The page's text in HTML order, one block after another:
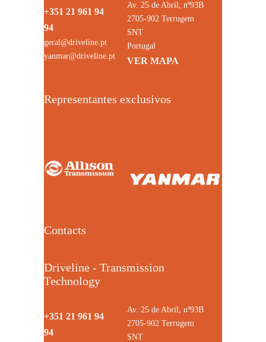
+351 21 961 94
94
geral@driveline.pt
yanmar@driveline.pt
Av. 25 de Abril, nº93B
2705-902 Terrugem
SNT
Portugal
VER MAPA
Representantes exclusivos
Contacts
Driveline - Transmission
Technology
+351 21 961 94
94
Av. 25 de Abril, nº93B
2705-902 Terrugem
SNT